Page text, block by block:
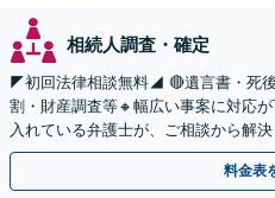
相続人調査・確定
◤初回法律相談無料◢ 🔴遺言書・死
割・財産調査等🔸幅広い事案に対応
入れている弁護士が、ご相談から解
す。まずはじっくりとお話ししてく
料金表